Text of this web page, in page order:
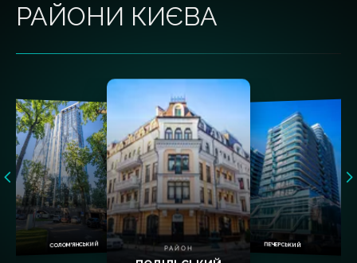
РАЙОНИ КИЄВА
СОЛОМ'ЯНСЬКИЙ РАЙОН ПЕЧЕРСЬКИЙ